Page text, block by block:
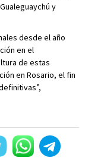
y
desde el año
en el
de estas
en Rosario, el fin